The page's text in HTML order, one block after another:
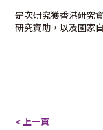
是次研究獲香港研究
研究資助，以及國家
< 上一頁